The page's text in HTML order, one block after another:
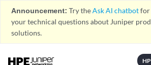
Announcement: Try theAsk AI chatbotfor
your technical questions about Juniper
solutions.